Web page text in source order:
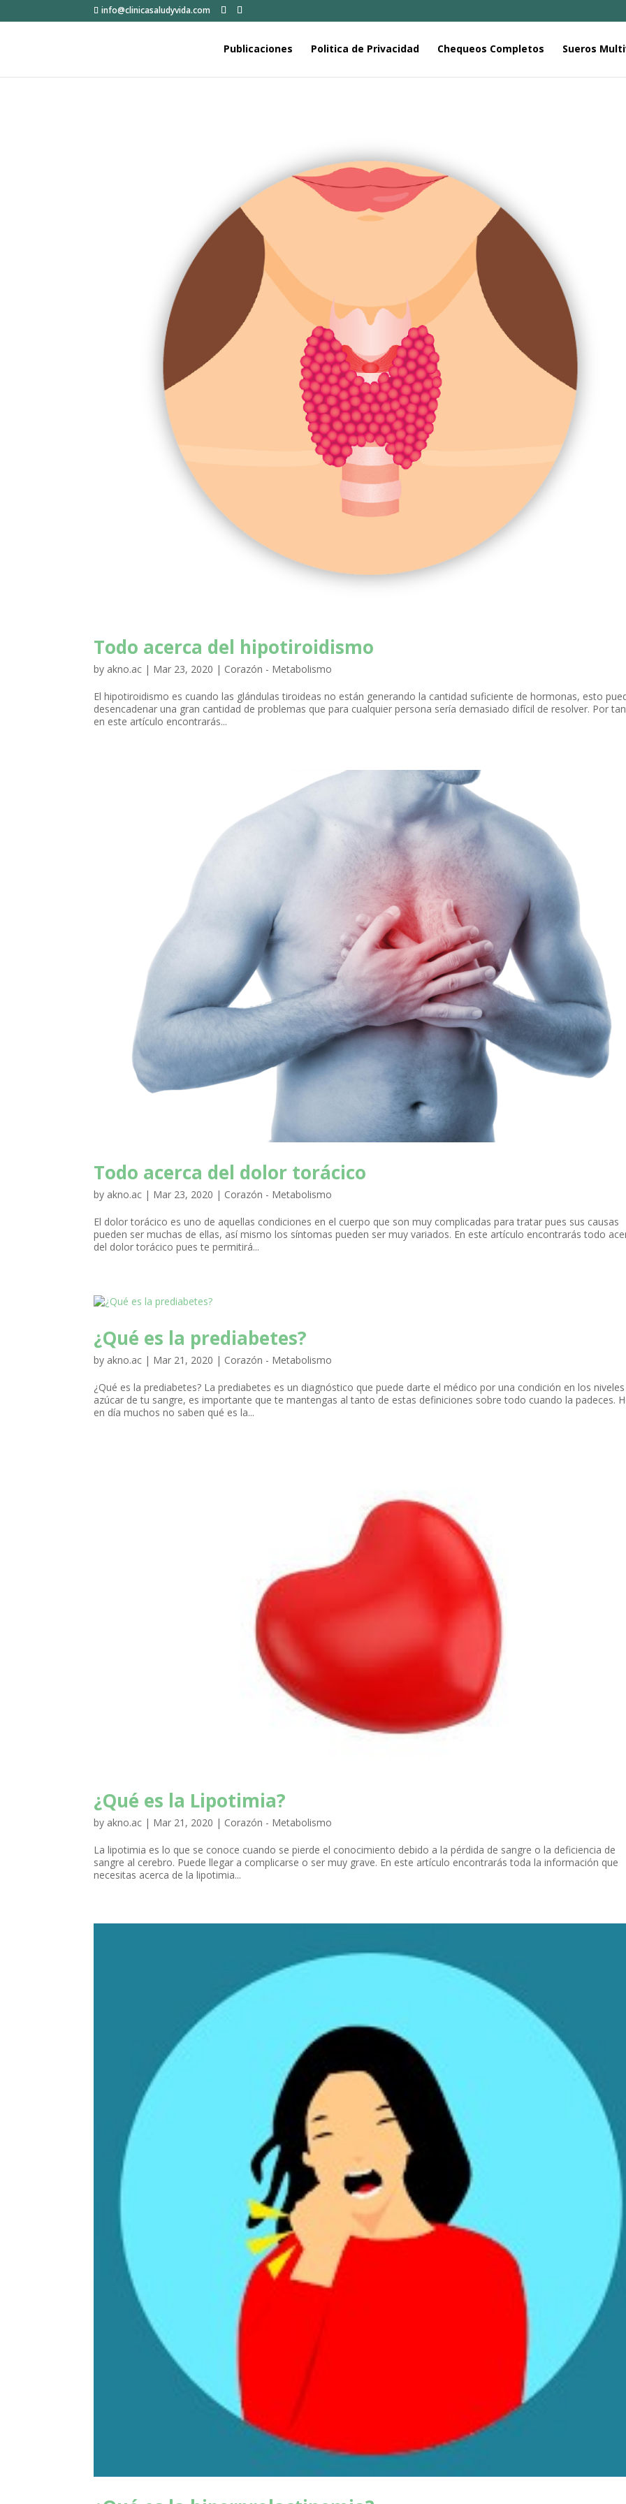
info@clinicasaludyvida.com
Publicaciones Politica de Privacidad Chequeos Completos Sueros
Todo acerca del hipotiroidismo
by akno.ac | Mar 23, 2020 | Corazón - Metabolismo
El hipotiroidismo es cuando las glándulas tiroideas no están generando la cantidad suficiente de hormonas, esto
desencadenar una gran cantidad de problemas que para cualquier persona sería demasiado difícil de resolver. Por
en este artículo encontrarás...
Todo acerca del dolor torácico
by akno.ac | Mar 23, 2020 | Corazón - Metabolismo
El dolor torácico es uno de aquellas condiciones en el cuerpo que son muy complicadas para tratar pues sus causas
pueden ser muchas de ellas, así mismo los síntomas pueden ser muy variados. En este artículo encontrarás todo
del dolor torácico pues te permitirá...
¿Qué es la prediabetes?
by akno.ac | Mar 21, 2020 | Corazón - Metabolismo
¿Qué es la prediabetes? La prediabetes es un diagnóstico que puede darte el médico por una condición en los
azúcar de tu sangre, es importante que te mantengas al tanto de estas definiciones sobre todo cuando la padeces.
en día muchos no saben qué es la...
¿Qué es la Lipotimia?
by akno.ac | Mar 21, 2020 | Corazón - Metabolismo
La lipotimia es lo que se conoce cuando se pierde el conocimiento debido a la pérdida de sangre o la deficiencia de
sangre al cerebro. Puede llegar a complicarse o ser muy grave. En este artículo encontrarás toda la información que
necesitas acerca de la lipotimia...